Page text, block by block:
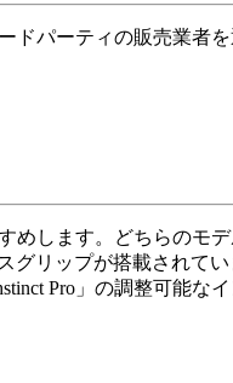
パーティの販売業者
めします。どちらのモ
リップが搭載されて
Pro」の調整可能な